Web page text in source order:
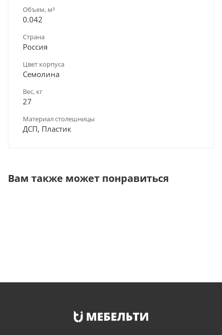
Объем, м³
0.042
Страна
Россия
Цвет корпуса
Семолина
Вес, кг
27
Материал столешницы
ДСП, Пластик
Вам также может понравиться